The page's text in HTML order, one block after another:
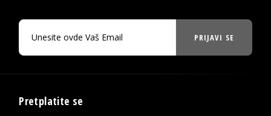
PRIJAVI SE
Pretplatite se